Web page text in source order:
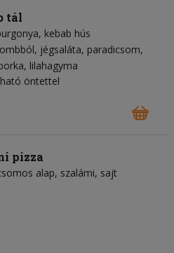
tál
kebab hús
jégsaláta paradicsom
lilahagyma
öntettel
pizza
alap szalámi sajt